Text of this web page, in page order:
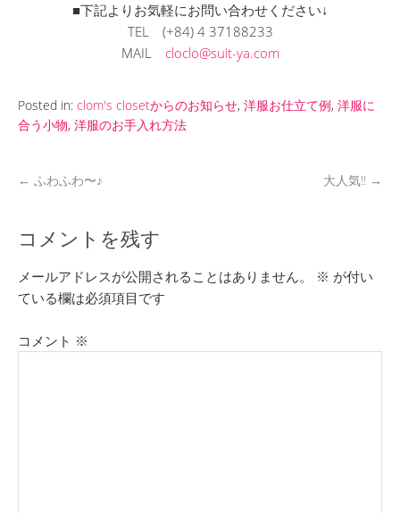
■下記よりお気軽にお問い合わせください↓
TEL (+84) 4 37188233
MAIL cloclo@suit-ya.com
Posted in: clom's closetからのお知らせ, 洋服お仕立て例, 洋服に
合う小物, 洋服のお手入れ方法
← ふわふわ〜♪ 大人気!! →
コメントを残す
メールアドレスが公開されることはありません。 ※ が付い
ている欄は必須項目です
コメント ※